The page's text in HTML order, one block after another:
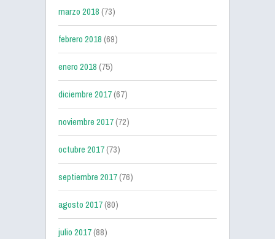
marzo 2018(73)
febrero 2018(69)
enero 2018(75)
diciembre 2017(67)
noviembre 2017(72)
octubre 2017(73)
septiembre 2017(76)
agosto 2017(80)
julio 2017(88)